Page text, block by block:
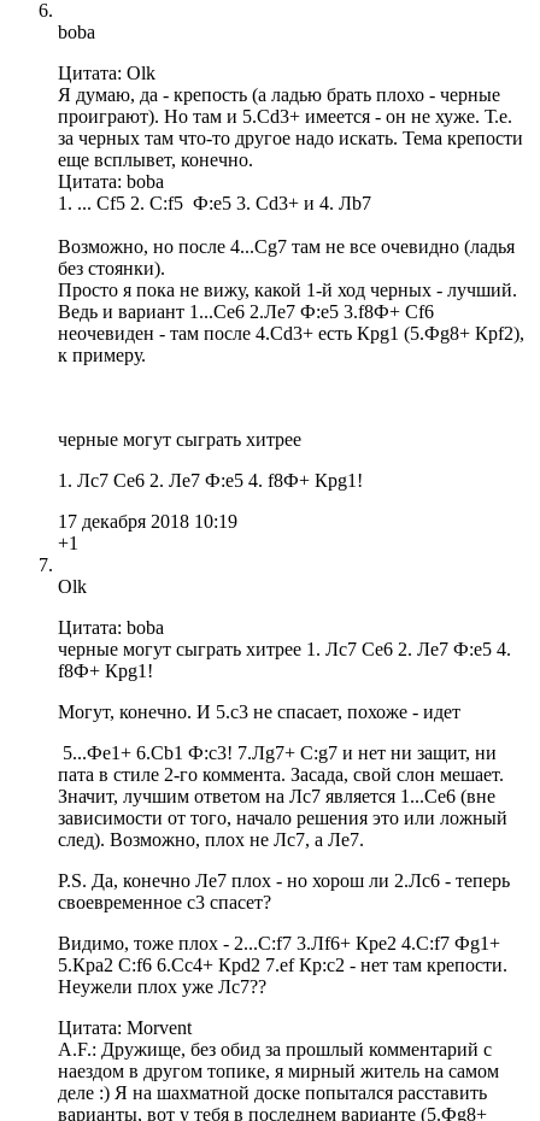
boba
Цитата: Olk
Я думаю, да - крепость (а ладью брать плохо - черные
проиграют). Но там и 5.Сd3+ имеется - он не хуже. Т.е.
за черных там что-то другое надо искать. Тема крепости
еще всплывет, конечно.
Цитата: boba
1. ... Cf5 2. C:f5 Ф:e5 3. Сd3+ и 4. Лb7
Возможно, но после 4...Сg7 там не все очевидно (ладья
без стоянки).
Просто я пока не вижу, какой 1-й ход черных - лучший.
Ведь и вариант 1...Сe6 2.Лe7 Ф:e5 3.f8Ф+ Сf6
неочевиден - там после 4.Сd3+ есть Крg1 (5.Фg8+ Крf2),
к примеру.
черные могут сыграть хитрее
1. Лc7 Ce6 2. Лe7 Ф:e5 4. f8Ф+ Крg1!
17 декабря 2018 10:19
+1
Olk
Цитата: boba
черные могут сыграть хитрее 1. Лc7 Ce6 2. Лe7 Ф:e5 4.
f8Ф+ Крg1!
Могут, конечно. И 5.с3 не спасает, похоже - идет
5...Фe1+ 6.Cb1 Ф:c3! 7.Лg7+ C:g7 и нет ни защит, ни
пата в стиле 2-го коммента. Засада, свой слон мешает.
Значит, лучшим ответом на Лс7 является 1...Сe6 (вне
зависимости от того, начало решения это или ложный
след). Возможно, плох не Лс7, а Лe7.
P.S. Да, конечно Лe7 плох - но хорош ли 2.Лc6 - теперь
своевременное с3 спасет?
Видимо, тоже плох - 2...С:f7 3.Лf6+ Крe2 4.C:f7 Фg1+
5.Крa2 C:f6 6.Cc4+ Крd2 7.ef Кр:c2 - нет там крепости.
Неужели плох уже Лс7??
Цитата: Morvent
A.F.: Дружище, без обид за прошлый комментарий с
наездом в другом топике, я мирный житель на самом
деле :) Я на шахматной доске попытался расставить
варианты, вот у тебя в последнем варианте (5.Фg8+